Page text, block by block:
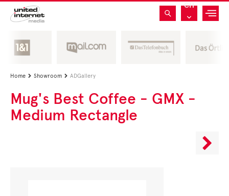
CH
Home  Showroom  ADGallery
Mug's Best Coffee - GMX -
Medium Rectangle
